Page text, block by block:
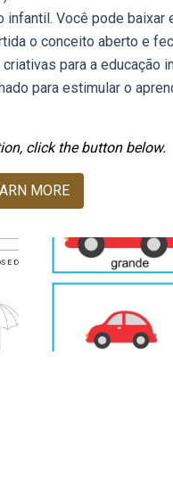
Você pode baixar
o conceito aberto e
para a educação
para estimular o
click the button below.
MORE